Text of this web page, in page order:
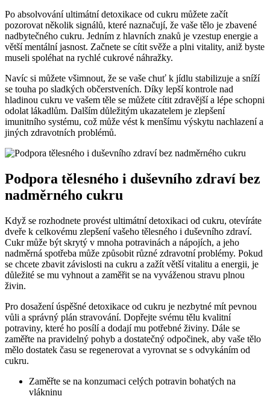
Po absolvování ultimátní detoxikace od cukru můžete začít
pozorovat několik signálů, které naznačují, že vaše tělo je zbavené
nadbytečného cukru. Jedním z hlavních znaků je vzestup energie a
větší mentální jasnost. Začnete se cítit svěže a plni vitality, aniž byste
museli spoléhat na rychlé cukrové náhražky.
Navíc si můžete všimnout, že se vaše chuť k jídlu stabilizuje a sníží
se touha po sladkých občerstveních. Díky lepší kontrole nad
hladinou cukru ve vašem těle se můžete cítit zdravější a lépe schopni
odolat lákadlům. Dalším důležitým ukazatelem je zlepšení
imunitního systému, což může vést k menšímu výskytu nachlazení a
jiných zdravotních problémů.
Podpora tělesného i duševního zdraví bez
nadměrného cukru
Když se rozhodnete provést ultimátní detoxikaci od cukru, otevíráte
dveře k celkovému zlepšení vašeho tělesného i duševního zdraví.
Cukr může být skrytý v mnoha potravinách a nápojích, a jeho
nadměrná spotřeba může způsobit různé zdravotní problémy. Pokud
se chcete zbavit závislosti na cukru a zažít větší vitalitu a energii, je
důležité se mu vyhnout a zaměřit se na vyváženou stravu plnou
živin.
Pro dosažení úspěšné detoxikace od cukru je nezbytné mít pevnou
vůli a správný plán stravování. Dopřejte svému tělu kvalitní
potraviny, které ho posílí a dodají mu potřebné živiny. Dále se
zaměřte na pravidelný pohyb a dostatečný odpočinek, aby vaše tělo
mělo dostatek času se regenerovat a vyrovnat se s odvykáním od
cukru.
Zaměřte se na konzumaci celých potravin bohatých na
vlákninu